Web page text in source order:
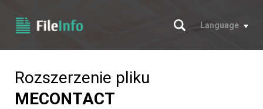
Szukaj
Language
Rozszerzenie pliku
MECONTACT